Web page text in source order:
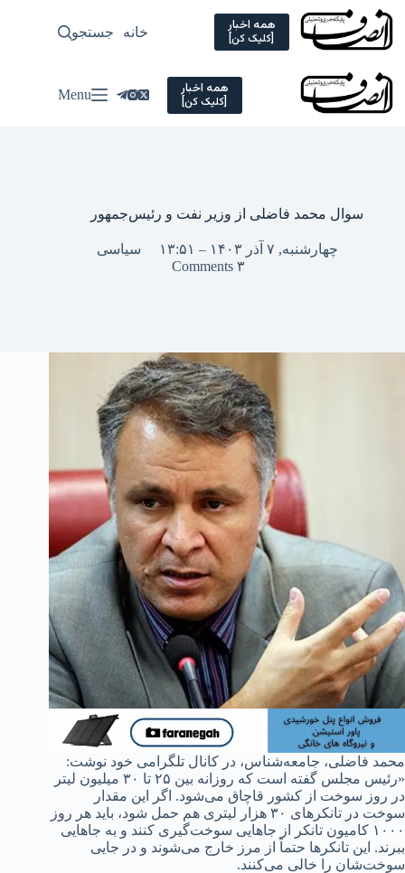
Skip
content
همه اخبار
[کلیک کن] خانه سیاسی
جستجو
همه اخبار
[کلیک کن] Menu
سوال محمد فاضلی از وزیر نفت و رئیس‌جمهور
چهارشنبه, ۷ آذر ۱۴۰۳ – ۱۳:۵۱
سیاسی
۳ Comments
محمد فاضلی، جامعه‌شناس، در کانال تلگرامی خود نوشت:
«رئیس مجلس گفته است که روزانه بین ۲۵ تا ۳۰ میلیون لیتر
در روز سوخت از کشور قاچاق می‌شود. اگر این مقدار
سوخت در تانکرهای ۳۰ هزار لیتری هم حمل شود، باید هر روز
۱۰۰۰ کامیون تانکر از جاهایی سوخت‌گیری کنند و به جاهایی
ببرند. این تانکرها حتماً از مرز خارج می‌شوند و در جایی
سوخت‌شان را خالی می‌کنند.